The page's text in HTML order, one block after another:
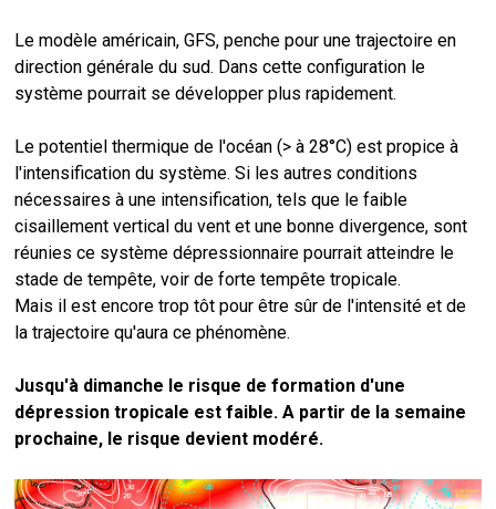
Le modèle américain, GFS, penche pour une trajectoire en
direction générale du sud. Dans cette configuration le
système pourrait se développer plus rapidement.
Le potentiel thermique de l'océan (> à 28°C) est propice à
l'intensification du système. Si les autres conditions
nécessaires à une intensification, tels que le faible
cisaillement vertical du vent et une bonne divergence, sont
réunies ce système dépressionnaire pourrait atteindre le
stade de tempête, voir de forte tempête tropicale.
Mais il est encore trop tôt pour être sûr de l'intensité et de
la trajectoire qu'aura ce phénomène.
Jusqu'à dimanche le risque de formation d'une
dépression tropicale est faible. A partir de la semaine
prochaine, le risque devient modéré.